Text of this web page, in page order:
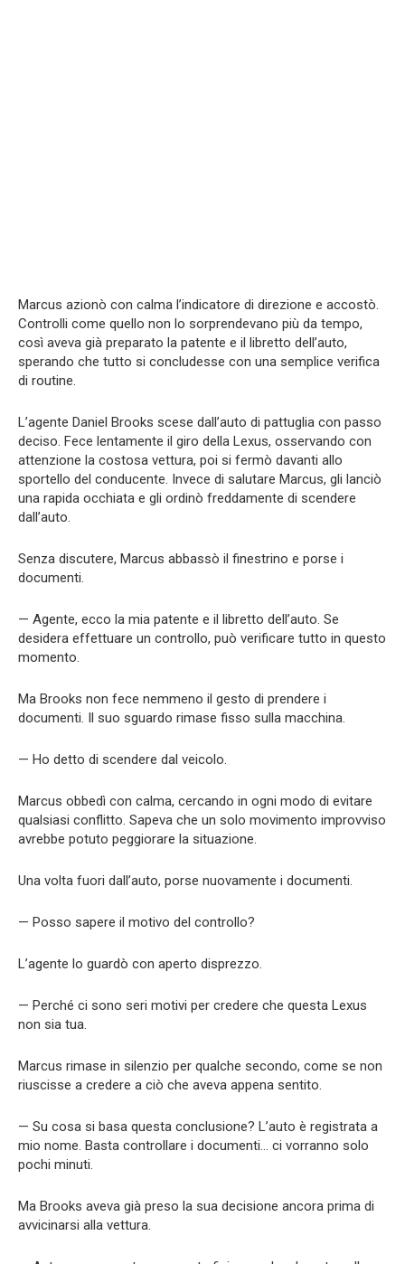
Marcus azionò con calma l’indicatore di direzione e accostò.
Controlli come quello non lo sorprendevano più da tempo,
così aveva già preparato la patente e il libretto dell’auto,
sperando che tutto si concludesse con una semplice verifica
di routine.
L’agente Daniel Brooks scese dall’auto di pattuglia con passo
deciso. Fece lentamente il giro della Lexus, osservando con
attenzione la costosa vettura, poi si fermò davanti allo
sportello del conducente. Invece di salutare Marcus, gli lanciò
una rapida occhiata e gli ordinò freddamente di scendere
dall’auto.
Senza discutere, Marcus abbassò il finestrino e porse i
documenti.
— Agente, ecco la mia patente e il libretto dell’auto. Se
desidera effettuare un controllo, può verificare tutto in questo
momento.
Ma Brooks non fece nemmeno il gesto di prendere i
documenti. Il suo sguardo rimase fisso sulla macchina.
— Ho detto di scendere dal veicolo.
Marcus obbedì con calma, cercando in ogni modo di evitare
qualsiasi conflitto. Sapeva che un solo movimento improvviso
avrebbe potuto peggiorare la situazione.
Una volta fuori dall’auto, porse nuovamente i documenti.
— Posso sapere il motivo del controllo?
L’agente lo guardò con aperto disprezzo.
— Perché ci sono seri motivi per credere che questa Lexus
non sia tua.
Marcus rimase in silenzio per qualche secondo, come se non
riuscisse a credere a ciò che aveva appena sentito.
— Su cosa si basa questa conclusione? L’auto è registrata a
mio nome. Basta controllare i documenti… ci vorranno solo
pochi minuti.
Ma Brooks aveva già preso la sua decisione ancora prima di
avvicinarsi alla vettura.